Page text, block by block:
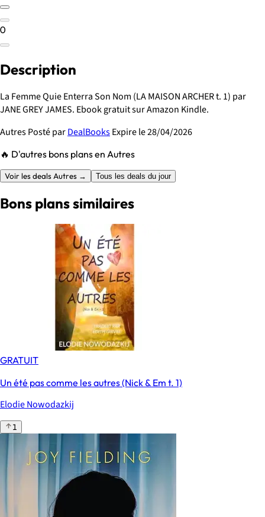
0
Description
La Femme Quie Enterra Son Nom (LA MAISON ARCHER t. 1) par
JANE GREY JAMES. Ebook gratuit sur Amazon Kindle.
AutresPosté parDealBooksExpire le 28/04/2026
🔥 D'autres bons plans en Autres
Voir les deals Autres → Tous les deals du jour
Bons plans similaires
GRATUIT
Un été pas comme les autres (Nick & Em t. 1)
Elodie Nowodazkij
1